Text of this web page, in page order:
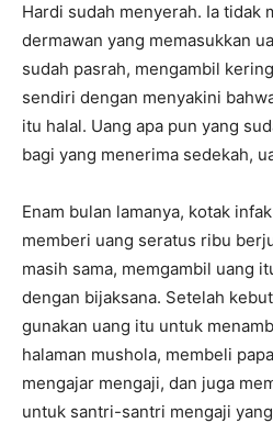
Hardi sudah menyerah. Ia tidak
dermawan yang memasukkan
sudah pasrah, mengambil
sendiri dengan menyakini
itu halal. Uang apa pun yang
bagi yang menerima sedekah,
Enam bulan lamanya, kotak
memberi uang seratus ribu
masih sama, memgambil uang
dengan bijaksana. Setelah
gunakan uang itu untuk
halaman mushola, membeli
mengajar mengaji, dan juga
untuk santri-santri mengaji